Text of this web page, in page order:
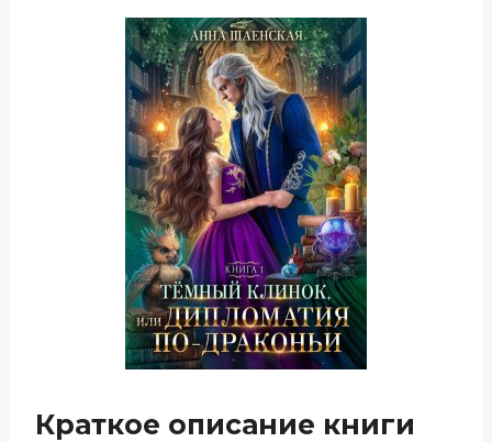
Краткое описание книги